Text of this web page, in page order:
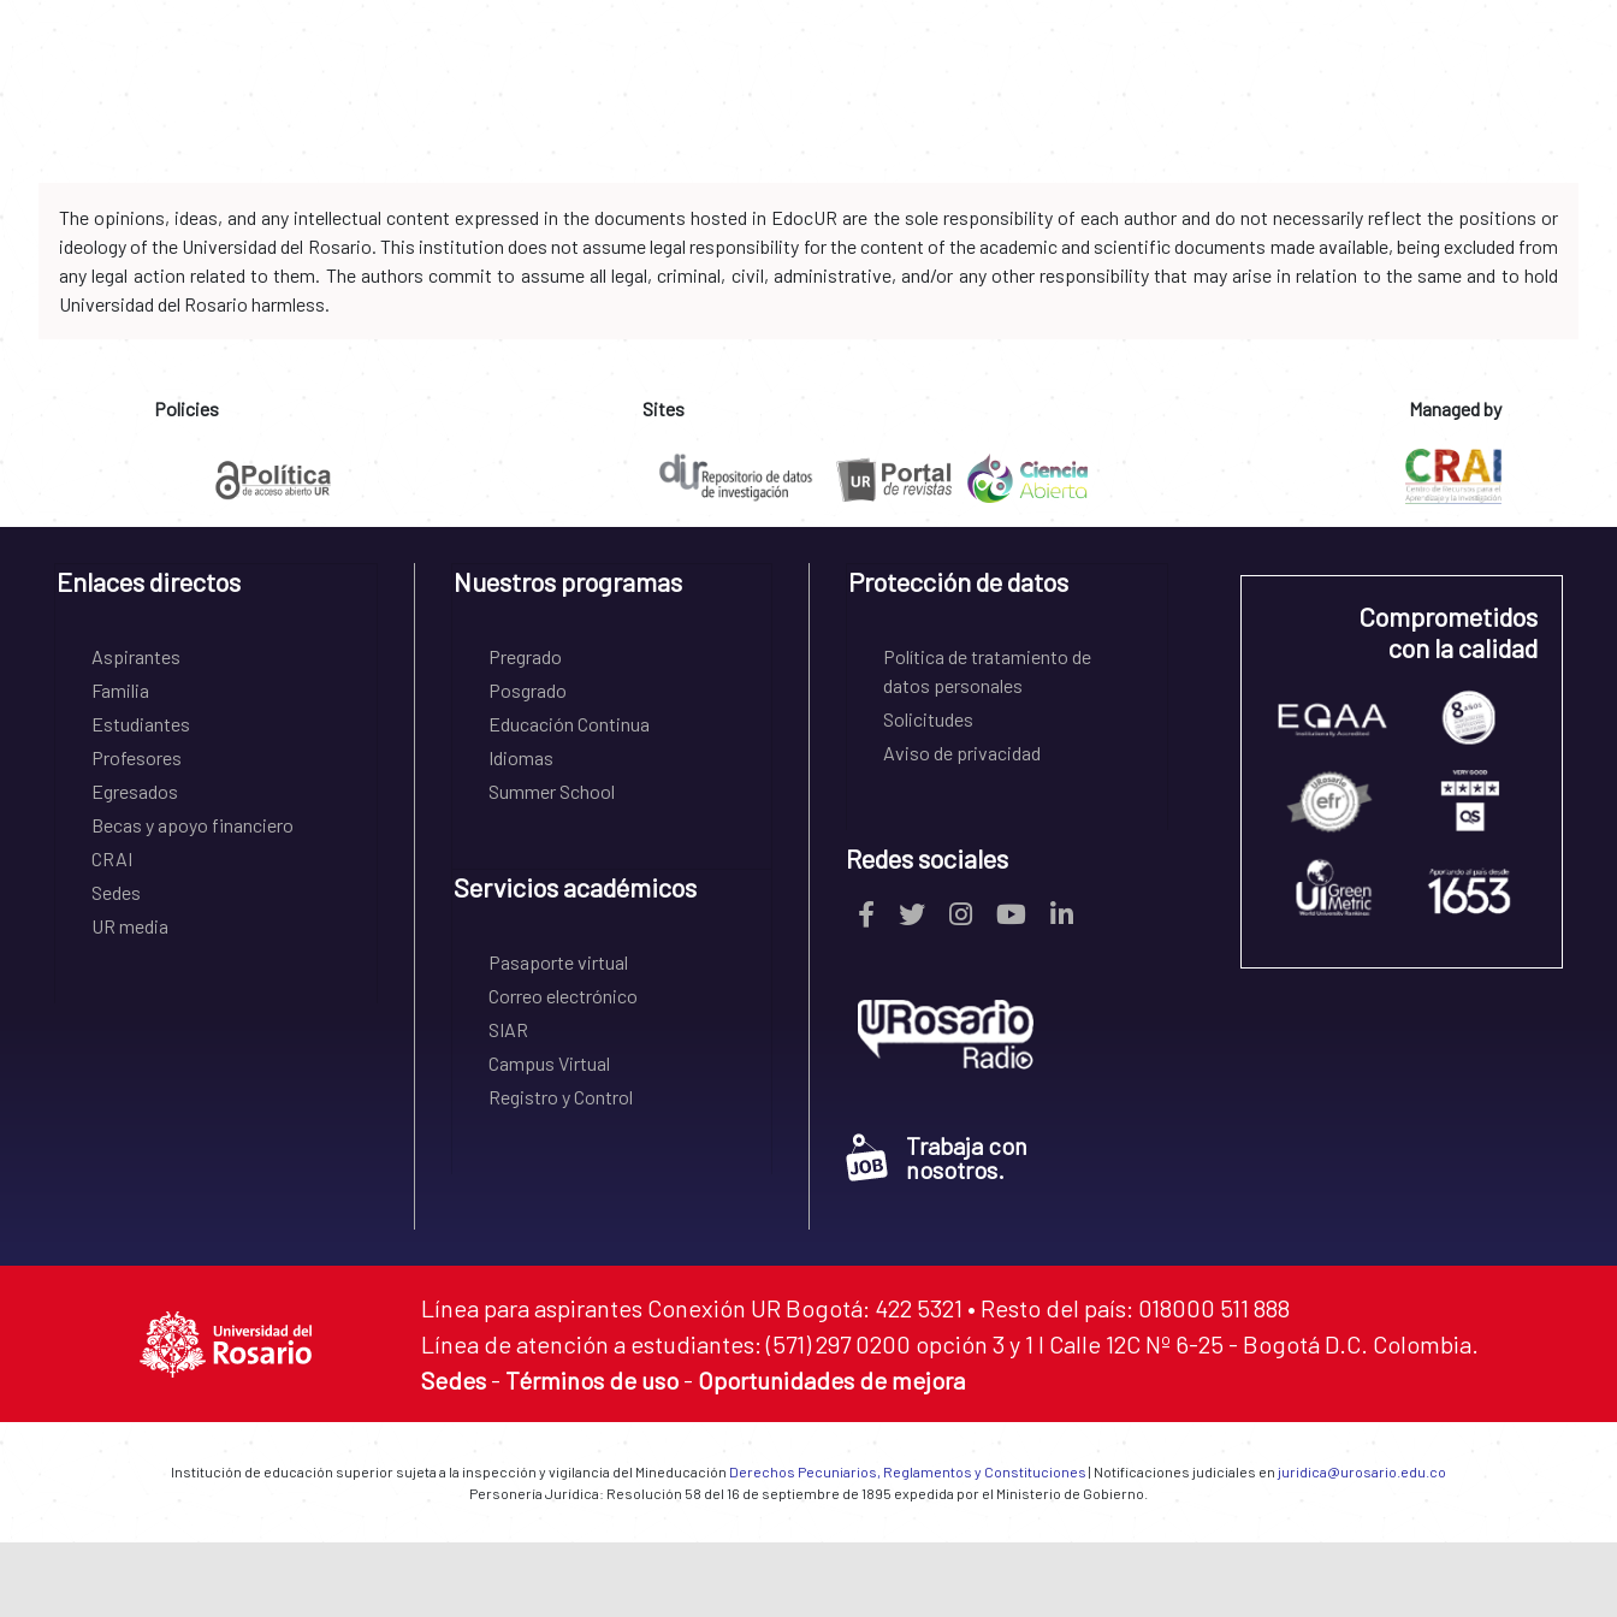
The opinions, ideas, and any intellectual content expressed in the documents hosted in EdocUR are the sole responsibility of each author and do not necessarily reflect the positions or
ideology of the Universidad del Rosario. This institution does not assume legal responsibility for the content of the academic and scientific documents made available, being excluded from
any legal action related to them. The authors commit to assume all legal, criminal, civil, administrative, and/or any other responsibility that may arise in relation to the same and to hold
Universidad del Rosario harmless.
Policies Sites Managed by
Enlaces directos
Aspirantes
Familia
Estudiantes
Profesores
Egresados
Becas y apoyo financiero
CRAI
Sedes
UR media
Nuestros programas
Pregrado
Posgrado
Educación Continua
Idiomas
Summer School
Servicios académicos
Pasaporte virtual
Correo electrónico
SIAR
Campus Virtual
Registro y Control
Protección de datos
Política de tratamiento de
datos personales
Solicitudes
Aviso de privacidad
Redes sociales
Trabaja con
nosotros.
Comprometidos
con la calidad
Línea para aspirantes Conexión UR Bogotá: 422 5321 • Resto del país: 018000 511 888
Línea de atención a estudiantes: (571) 297 0200 opción 3 y 1 I Calle 12C Nº 6-25 - Bogotá D.C. Colombia.
Sedes - Términos de uso - Oportunidades de mejora
Institución de educación superior sujeta a la inspección y vigilancia del Mineducación Derechos Pecuniarios, Reglamentos y Constituciones | Notificaciones judiciales en juridica@urosario.edu.co
Personería Jurídica: Resolución 58 del 16 de septiembre de 1895 expedida por el Ministerio de Gobierno.